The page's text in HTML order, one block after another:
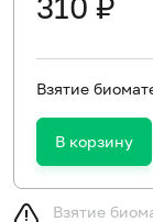
Взятие
В корзину
Взятие